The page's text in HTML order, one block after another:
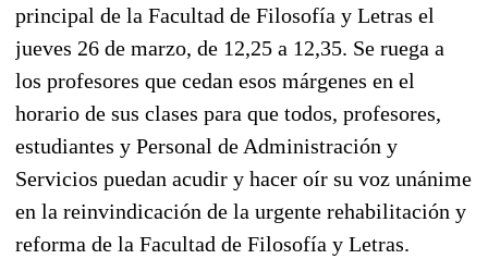
principal de la Facultad de Filosofía y Letras el
jueves 26 de marzo, de 12,25 a 12,35. Se ruega a
los profesores que cedan esos márgenes en el
horario de sus clases para que todos, profesores,
estudiantes y Personal de Administración y
Servicios puedan acudir y hacer oír su voz unánime
en la reinvindicación de la urgente rehabilitación y
reforma de la Facultad de Filosofía y Letras.